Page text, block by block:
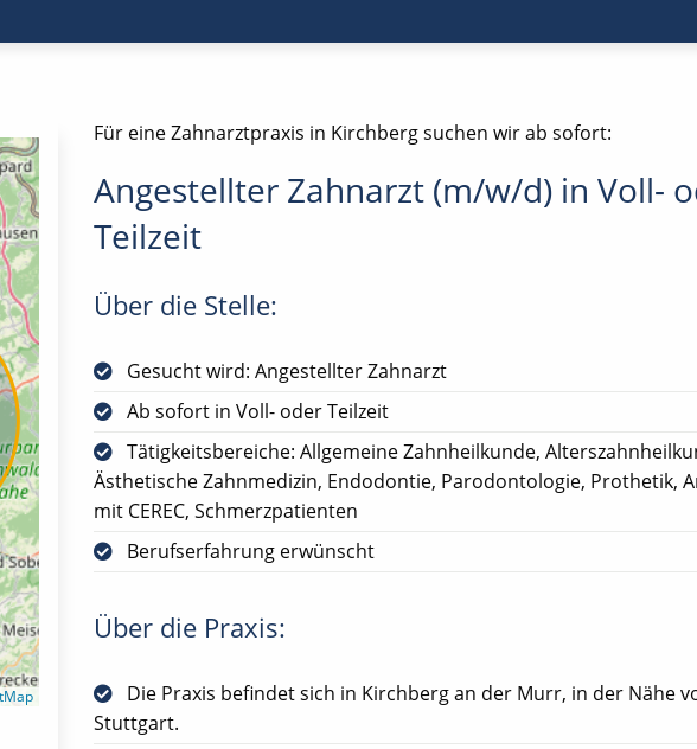
Für eine Zahnarztpraxis in Kirchberg suchen wir ab sofort:
Angestellter Zahnarzt (m/w/d) in Voll-
Teilzeit
Über die Stelle:
Gesucht wird: Angestellter Zahnarzt
Ab sofort in Voll- oder Teilzeit
Tätigkeitsbereiche: Allgemeine Zahnheilkunde,
Ästhetische Zahnmedizin, Endodontie, Parodontologie, Prothetik,
mit CEREC, Schmerzpatienten
Berufserfahrung erwünscht
Über die Praxis:
Die Praxis befindet sich in Kirchberg an der Murr, in der Nähe
Stuttgart.